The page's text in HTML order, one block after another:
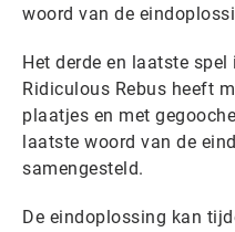
woord van de
Het derde en laatste
Ridiculous Rebus heeft
plaatjes en met
laatste woord van de
samengesteld.
De eindoplossing kan